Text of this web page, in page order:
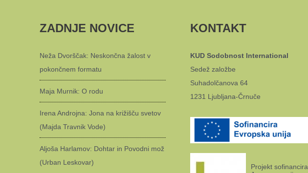
ZADNJE NOVICE
Neža Dvorščak: Neskončna žalost v
pokončnem formatu
Maja Murnik: O rodu
Irena Androjna: Jona na križišču svetov
(Majda Travnik Vode)
Aljoša Harlamov: Dohtar in Povodni mož
(Urban Leskovar)
KONTAKT
KUD Sodobnost International
Sedež založbe
Suhadolčanova 64
1231 Ljubljana-Črnuče
Projekt sofinancira